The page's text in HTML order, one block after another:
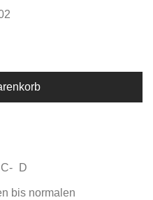
C- D
bis normalen